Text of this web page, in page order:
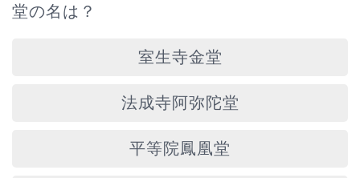
堂の名は？
室生寺金堂
法成寺阿弥陀堂
平等院鳳凰堂